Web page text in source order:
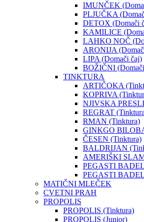
IMUNČEK
PLJUČKA
DETOX (Domači
KAMILICE
LAHKO NOČ
ARONIJA
LIPA (Domači čaj)
BOŽIČNI
TINKTURA
ARTIČOKA
KOPRIVA
NJIVSKA
REGRAT
RMAN (Tinktura)
GINKGO
ČESEN (Tinktura)
BALDRIJAN
AMERIŠKI
PEGASTI
PEGASTI
MATIČNI MLEČEK
CVETNI PRAH
PROPOLIS
PROPOLIS (Tinktura)
PROPOLIS (Junior)